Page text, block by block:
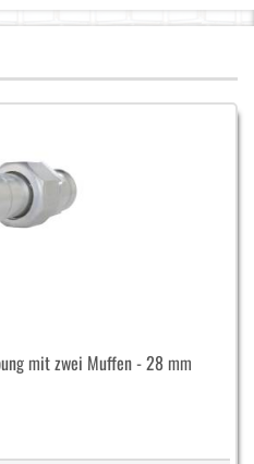
mit zwei Muffen - 28 mm